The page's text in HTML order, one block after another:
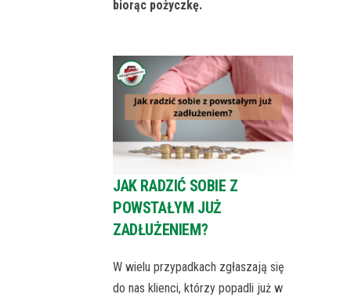
biorąc pożyczkę.
JAK RADZIĆ SOBIE Z
POWSTAŁYM JUŻ
ZADŁUŻENIEM?
W wielu przypadkach zgłaszają się
do nas klienci, którzy popadli już w